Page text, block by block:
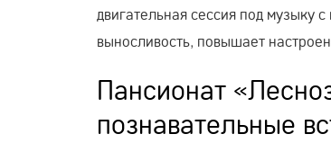
двигательная сессия под музыку
выносливость, повышает
Пансионат
познавательные